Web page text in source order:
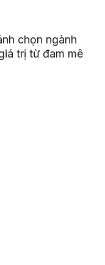
chọn ngành
trị từ đam mê